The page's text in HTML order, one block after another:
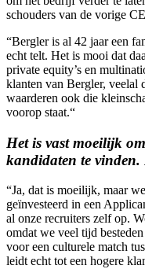
schouders van de vorige
“Bergler is al 42 jaar een
echt telt. Het is mooi dat
private equity’s en
klanten van Bergler, veelal
waarderen ook die
voorop staat.“
Het is vast moeilijk
kandidaten te vinden.
“Ja, dat is moeilijk, maar
geïnvesteerd in een
al onze recruiters zelf op.
omdat we veel tijd
voor een culturele match
leidt echt tot een hogere